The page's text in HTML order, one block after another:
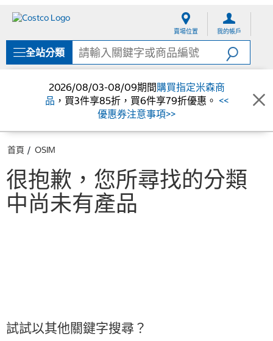
單
賣場位置 我的帳戶
全站分類
2026/08/03-08/09期間購買指定米森商
品 ，買3件享85折，買6件享79折優惠。 <<
優惠券注意事項>>
首頁 OSIM
很抱歉，您所尋找的分類
中尚未有產品
試試以其他關鍵字搜尋？